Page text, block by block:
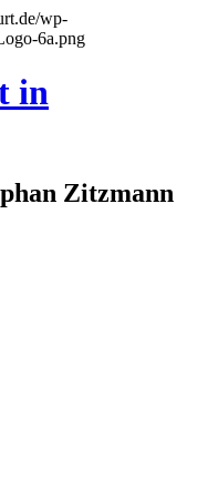
in
Zitzmann